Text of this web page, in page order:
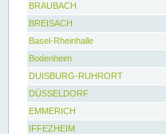
BRAUBACH
BREISACH
Basel-Rheinhalle
Bodenheim
DUISBURG-RUHRORT
DÜSSELDORF
EMMERICH
IFFEZHEIM